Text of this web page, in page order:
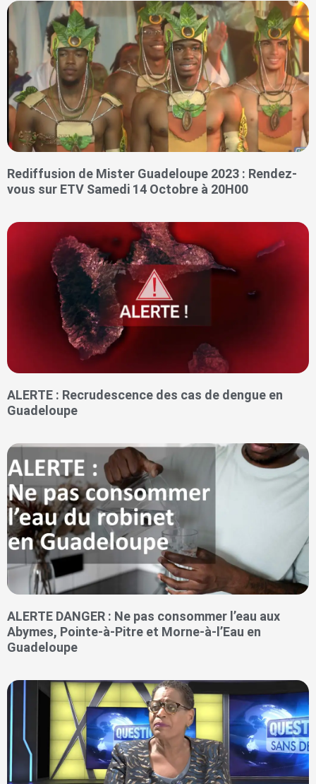
Rediffusion de Mister Guadeloupe 2023 : Rendez-
vous sur ETV Samedi 14 Octobre à 20H00
ALERTE : Recrudescence des cas de dengue en
Guadeloupe
ALERTE DANGER : Ne pas consommer l’eau aux
Abymes, Pointe-à-Pitre et Morne-à-l’Eau en
Guadeloupe